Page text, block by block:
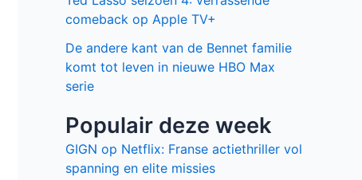
comeback op Apple TV+
De andere kant van de Bennet familie
komt tot leven in nieuwe HBO Max
serie
Populair deze week
GIGN op Netflix: Franse actiethriller vol
spanning en elite missies